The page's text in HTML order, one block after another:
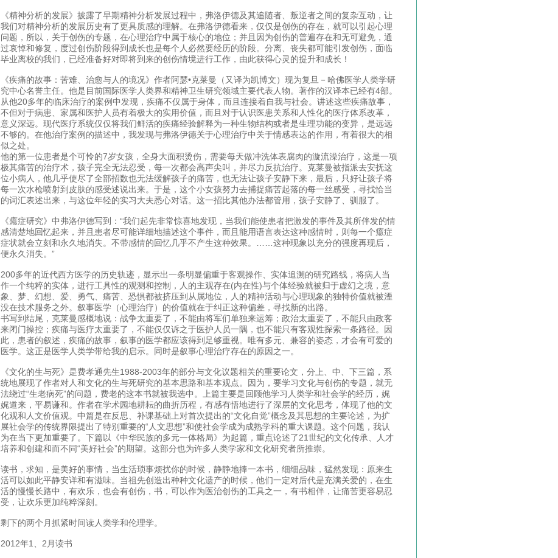
《精神分析的发展》披露了早期精神分析发展过程中，弗洛伊德及其追随者、叛逆者之间的复杂互动，让
我们对精神分析的发展历史有了更具质感的理解。在弗洛伊德看来，仅仅是创伤的存在，就可以引起心理
问题，所以，关于创伤的专题，在心理治疗中属于核心的地位；并且因为创伤的普遍存在和无可避免，通
过哀悼和修复，度过创伤阶段得到成长也是每个人必然要经历的阶段。分离、丧失都可能引发创伤，面临
毕业离校的我们，已经准备好对即将到来的创伤情境进行工作，由此获得心灵的提升和成长！
《疾痛的故事：苦难、治愈与人的境况》作者阿瑟•克莱曼（又译为凯博文）现为复旦－哈佛医学人类学研
究中心名誉主任。他是目前国际医学人类界和精神卫生研究领域主要代表人物。著作的汉译本已经有4部。
从他20多年的临床治疗的案例中发现，疾痛不仅属于身体，而且连接着自我与社会。讲述这些疾痛故事，
不但对于病患、家属和医护人员有着极大的实用价值，而且对于认识医患关系和人性化的医疗体系改革，
意义深远。现代医疗系统仅仅将我们鲜活的疾痛经验解释为一种生物结构或者是生理功能的变异，是远远
不够的。在他治疗案例的描述中，我发现与弗洛伊德关于心理治疗中关于情感表达的作用，有着很大的相
似之处。
他的第一位患者是个可怜的7岁女孩，全身大面积烫伤，需要每天做冲洗体表腐肉的漩流澡治疗，这是一项
极其痛苦的治疗术，孩子完全无法忍受，每一次都会高声尖叫，并尽力反抗治疗。克莱曼被指派去安抚这
位小病人，他几乎使尽了全部招数也无法缓解孩子的痛苦，也无法让孩子安静下来，最后，只好让孩子将
每一次水枪喷射到皮肤的感受述说出来。于是，这个小女孩努力去捕捉痛苦起落的每一丝感受，寻找恰当
的词汇表述出来，与这位年轻的实习大夫悉心对话。这一招比其他办法都管用，孩子安静了、驯服了。
《癔症研究》中弗洛伊德写到：“我们起先非常惊喜地发现，当我们能使患者把激发的事件及其所伴发的情
感清楚地回忆起来，并且患者尽可能详细地描述这个事件，而且能用语言表达这种感情时，则每一个癔症
症状就会立刻和永久地消失。不带感情的回忆几乎不产生这种效果。……这种现象以充分的强度再现后，
便永久消失。”
200多年的近代西方医学的历史轨迹，显示出一条明显偏重于客观操作、实体追溯的研究路线，将病人当
作一个纯粹的实体，进行工具性的观测和控制，人的主观存在(内在性)与个体经验就被归于虚幻之境，意
象、梦、幻想、爱、勇气、痛苦、恐惧都被挤压到从属地位，人的精神活动与心理现象的独特价值就被湮
没在技术服务之外。叙事医学（心理治疗）的价值就在于纠正这种偏差，寻找新的出路。
书写到结尾，克莱曼感概地说：战争太重要了，不能由将军们单独来运筹；政治太重要了，不能只由政客
来闭门操控；疾痛与医疗太重要了，不能仅仅诉之于医护人员一隅，也不能只有客观性探索一条路径。因
此，患者的叙述，疾痛的故事，叙事的医学都应该得到足够重视。唯有多元、兼容的姿态，才会有可爱的
医学。这正是医学人类学带给我的启示。同时是叙事心理治疗存在的原因之一。
《文化的生与死》是费孝通先生1988-2003年的部分与文化议题相关的重要论文，分上、中、下三篇，系
统地展现了作者对人和文化的生与死研究的基本思路和基本观点。因为，要学习文化与创伤的专题，就无
法绕过“生老病死”的问题，费老的这本书就被我选中。上篇主要是回顾他学习人类学和社会学的经历，娓
娓道来，平易谦和。作者在学术园地耕耘的曲折历程，有感有悟地进行了深层的文化思考，体现了他的文
化观和人文价值观。中篇是在反思、补课基础上对首次提出的“文化自觉”概念及其思想的主要论述，为扩
展社会学的传统界限提出了特别重要的“人文思想”和使社会学成为成熟学科的重大课题。这个问题，我认
为在当下更加重要了。下篇以《中华民族的多元一体格局》为起篇，重点论述了21世纪的文化传承、人才
培养和创建和而不同“美好社会”的期望。这部分也为许多人类学家和文化研究者所推崇。
读书，求知，是美好的事情，当生活琐事烦扰你的时候，静静地捧一本书，细细品味，猛然发现：原来生
活可以如此平静安详和有滋味。当祖先创造出种种文化遗产的时候，他们一定对后代是充满关爱的，在生
活的慢慢长路中，有欢乐，也会有创伤，书，可以作为医治创伤的工具之一，有书相伴，让痛苦更容易忍
受，让欢乐更加纯粹深刻。
剩下的两个月抓紧时间读人类学和伦理学。
2012年1、2月读书